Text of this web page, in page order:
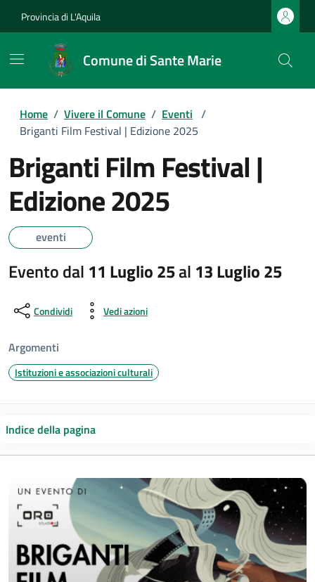
Provincia di L'Aquila
Comune di Sante Marie
Home / Vivere il Comune / Eventi /
Briganti Film Festival | Edizione 2025
Briganti Film Festival |
Edizione 2025
eventi
Evento dal 11 Luglio 25al 13 Luglio 25
Condividi Vedi azioni
Argomenti
Istituzioni e associazioni culturali
Indice della pagina